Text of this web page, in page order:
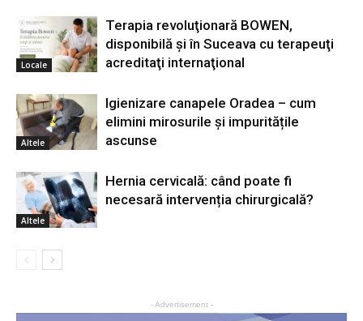
Locale
Terapia revoluţionară BOWEN,
disponibilă şi în Suceava cu terapeuţi
acreditaţi internaţional
Altele
Igienizare canapele Oradea – cum
elimini mirosurile și impuritățile
ascunse
Altele
Hernia cervicală: când poate fi
necesară intervenția chirurgicală?
- Advertisement -